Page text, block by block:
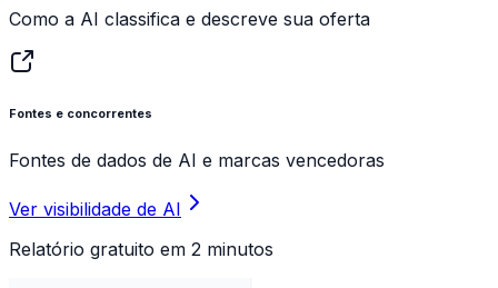
Como a AI classifica e descreve sua oferta
Fontes e concorrentes
Fontes de dados de AI e marcas vencedoras
Ver visibilidade de AI
Relatório gratuito em 2 minutos